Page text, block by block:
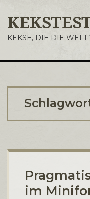
KEKSE, DIE DIE
im